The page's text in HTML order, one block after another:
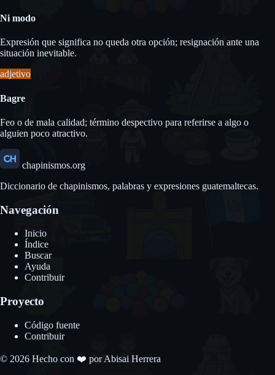
Ni modo
Expresión que significa no queda otra opción; resignación ante una
situación inevitable.
adjetivo
Bagre
Feo o de mala calidad; término despectivo para referirse a algo o
alguien poco atractivo.
chapinismos.org
Diccionario de chapinismos, palabras y expresiones guatemaltecas.
Navegación
Inicio
Índice
Buscar
Ayuda
Contribuir
Proyecto
Código fuente
Contribuir
© 2026 Hecho con ❤️ porAbisai Herrera